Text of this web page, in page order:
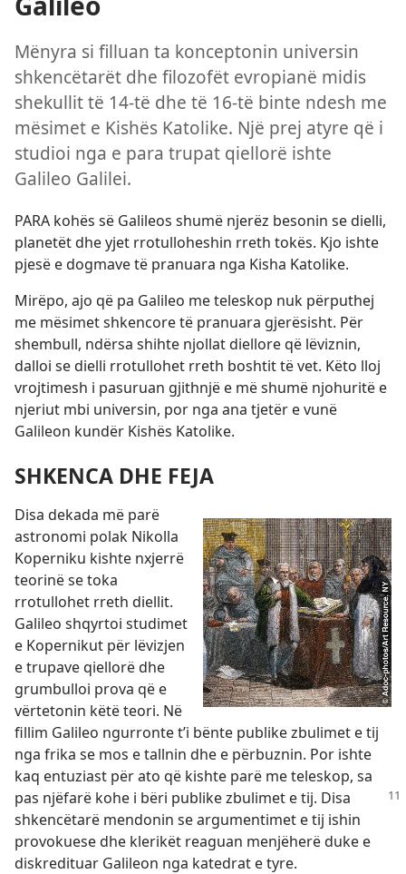
Mënyra si filluan ta konceptonin universin
shkencëtarët dhe filozofët evropianë midis
shekullit të 14-të dhe të 16-të binte ndesh me
mësimet e Kishës Katolike. Një prej atyre që i
studioi nga e para trupat qiellorë ishte
Galileo Galilei.
PARA kohës së Galileos shumë njerëz besonin se dielli,
planetët dhe yjet rrotulloheshin rreth tokës. Kjo ishte
pjesë e dogmave të pranuara nga Kisha Katolike.
Mirëpo, ajo që pa Galileo me teleskop nuk përputhej
me mësimet shkencore të pranuara gjerësisht. Për
shembull, ndërsa shihte njollat diellore që lëviznin,
dalloi se dielli rrotullohet rreth boshtit të vet. Këto lloj
vrojtimesh i pasuruan gjithnjë e më shumë njohuritë e
njeriut mbi universin, por nga ana tjetër e vunë
Galileon kundër Kishës Katolike.
SHKENCA DHE FEJA
Disa dekada më parë
astronomi polak Nikolla
Koperniku kishte nxjerrë
teorinë se toka
rrotullohet rreth diellit.
Galileo shqyrtoi studimet
e Kopernikut për lëvizjen
e trupave qiellorë dhe
grumbulloi prova që e
vërtetonin këtë teori. Në
fillim Galileo ngurronte t’i bënte publike zbulimet e tij
nga frika se mos e tallnin dhe e përbuznin. Por ishte
kaq entuziast për ato që kishte parë me teleskop, sa
pas njëfarë kohe i bëri publike zbulimet e tij. Disa
shkencëtarë mendonin se argumentimet e tij ishin
provokuese dhe klerikët reaguan menjëherë duke e
diskredituar Galileon nga katedrat e tyre.